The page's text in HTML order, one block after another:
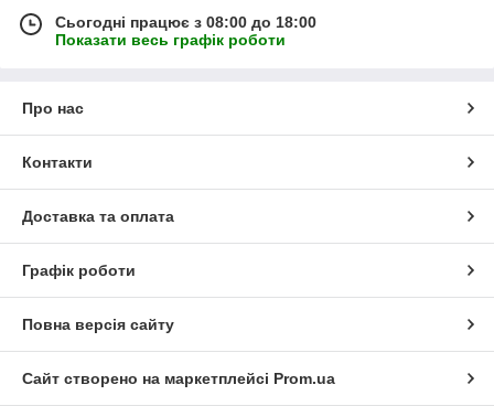
Сьогодні працює з 08:00 до 18:00
Показати весь графік роботи
Про нас
Контакти
Доставка та оплата
Графік роботи
Повна версія сайту
Сайт створено на маркетплейсі Prom.ua